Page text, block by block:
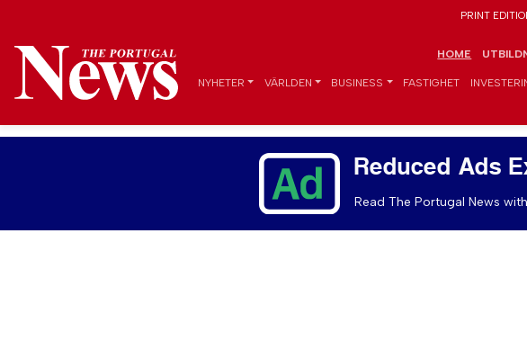
PRINT
HOME
NYHETER VÄRLDEN BUSINESS FASTIGHET
Reduced Ads
Read The Portugal News